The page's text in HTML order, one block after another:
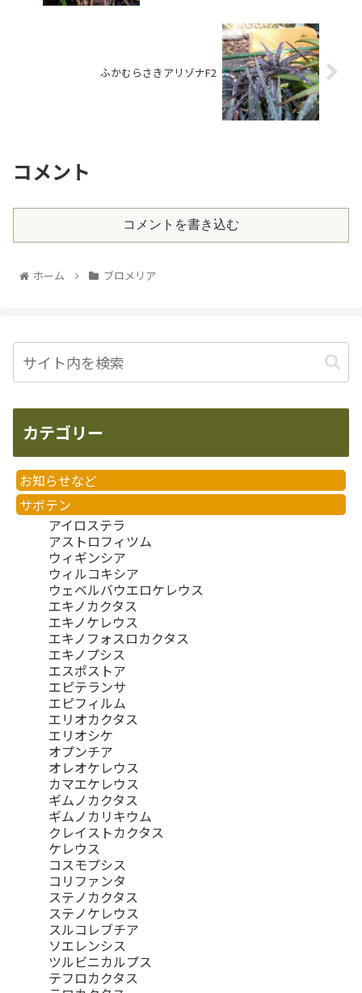
ふかむらさきアリゾナF2
コメント
コメントを書き込む
ホーム ブロメリア
カテゴリー
お知らせなど
サボテン
アイロステラ
アストロフィツム
ウィギンシア
ウィルコキシア
ウェベルバウエロケレウス
エキノカクタス
エキノケレウス
エキノフォスロカクタス
エキノプシス
エスポストア
エピテランサ
エピフィルム
エリオカクタス
エリオシケ
オプンチア
オレオケレウス
カマエケレウス
ギムノカクタス
ギムノカリキウム
クレイストカクタス
ケレウス
コスモプシス
コリファンタ
ステノカクタス
ステノケレウス
スルコレブチア
ソエレンシス
ツルビニカルプス
テフロカクタス